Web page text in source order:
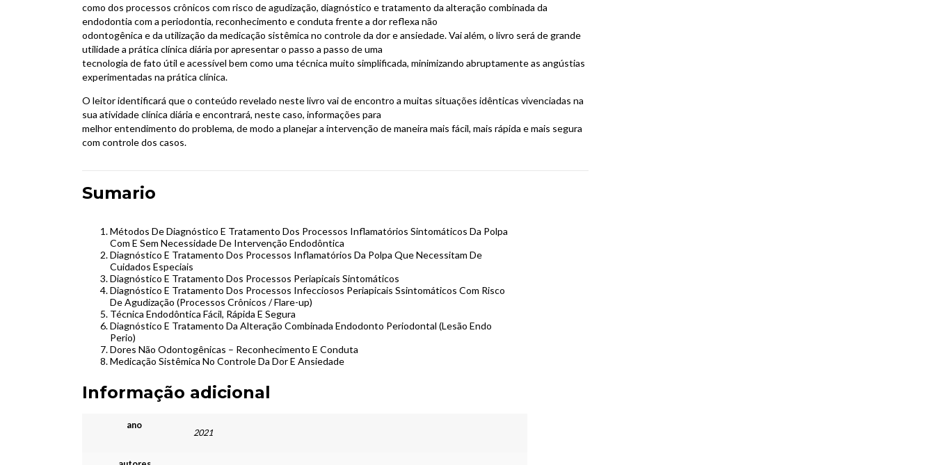
como dos processos crônicos com risco de agudização, diagnóstico e tratamento da alteração combinada da
endodontia com a periodontia, reconhecimento e conduta frente a dor reflexa não
odontogênica e da utilização da medicação sistêmica no controle da dor e ansiedade. Vai além, o livro será de grande
utilidade a prática clínica diária por apresentar o passo a passo de uma
tecnologia de fato útil e acessível bem como uma técnica muito simplificada, minimizando abruptamente as angústias
experimentadas na prática clínica.
O leitor identificará que o conteúdo revelado neste livro vai de encontro a muitas situações idênticas vivenciadas na
sua atividade clínica diária e encontrará, neste caso, informações para
melhor entendimento do problema, de modo a planejar a intervenção de maneira mais fácil, mais rápida e mais segura
com controle dos casos.
Sumario
Métodos De Diagnóstico E Tratamento Dos Processos Inflamatórios Sintomáticos Da Polpa
Com E Sem Necessidade De Intervenção Endodôntica
Diagnóstico E Tratamento Dos Processos Inflamatórios Da Polpa Que Necessitam De
Cuidados Especiais
Diagnóstico E Tratamento Dos Processos Periapicais Sintomáticos
Diagnóstico E Tratamento Dos Processos Infecciosos Periapicais Ssintomáticos Com Risco
De Agudização (Processos Crônicos / Flare-up)
Técnica Endodôntica Fácil, Rápida E Segura
Diagnóstico E Tratamento Da Alteração Combinada Endodonto Periodontal (Lesão Endo
Perio)
Dores Não Odontogênicas – Reconhecimento E Conduta
Medicação Sistêmica No Controle Da Dor E Ansiedade
Informação adicional
ano
2021